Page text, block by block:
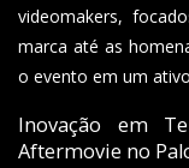
videomakers,
marca até as
o evento em um
Inovação em
Aftermovie no